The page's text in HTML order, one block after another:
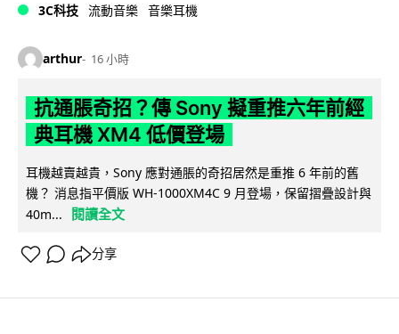
3C科技 流動音樂 音樂耳機
arthur 16 小時
抗通脹奇招？傳 Sony 擬重推六年前經
典耳機 XM4 低價登場
耳機越賣越貴，Sony 應對通脹的奇招居然是重推 6 年前的舊
機？ 消息指平價版 WH-1000XM4C 9 月登場，保留摺疊設計與
40m...
閱讀全文
分享